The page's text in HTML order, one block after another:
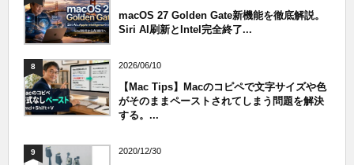
macOS 27 Golden Gate新機能を徹底解説。
Siri AI刷新とIntel完全終了...
8 2026/06/10
【Mac Tips】Macのコピペで文字サイズや色
がそのままペーストされてしまう問題を解決
する。...
9 2020/12/30